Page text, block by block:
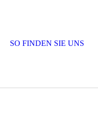
SO FINDEN SIE UNS